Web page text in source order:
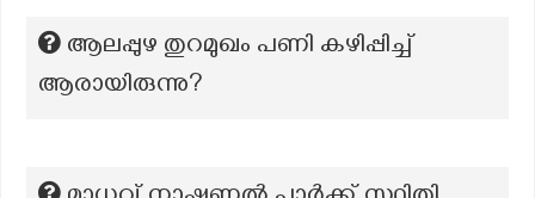
ആലപ്പുഴ തുറമുഖം പണി കഴിപ്പിച്ച്
ആരായിരുന്നു?